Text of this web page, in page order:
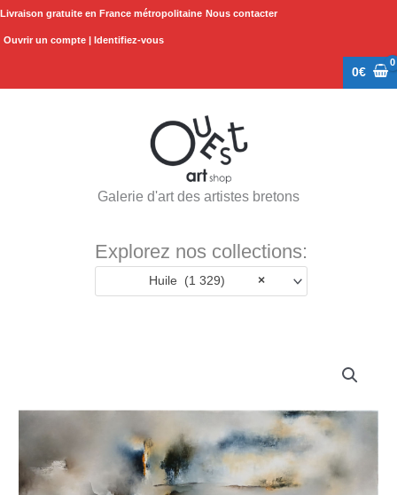
Aller
Livraison gratuite en France métropolitaine Nous contacter
Ouvrir un compte | Identifiez-vous
0€
Galerie d'art des artistes bretons
Explorez nos collections:
×
Huile (1 329)